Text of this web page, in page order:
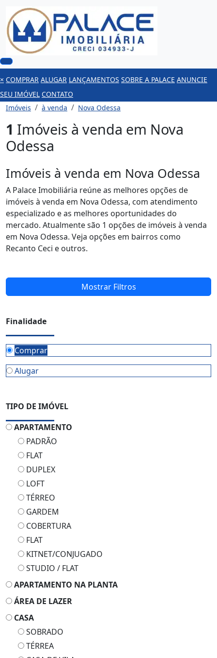
× COMPRAR ALUGAR LANÇAMENTOS SOBRE A PALACE ANUNCIE
SEU IMÓVEL CONTATO
Imóveis
à venda Nova Odessa
1 Imóveis à venda em Nova
Odessa
Imóveis à venda em Nova Odessa
A Palace Imobiliária reúne as melhores opções de
imóveis à venda em Nova Odessa, com atendimento
especializado e as melhores oportunidades do
mercado. Atualmente são 1 opções de imóveis à venda
em Nova Odessa. Veja opções em bairros como
Recanto Ceci e outros.
Mostrar Filtros
Finalidade
Comprar
Alugar
TIPO DE IMÓVEL
APARTAMENTO
PADRÃO
FLAT
DUPLEX
LOFT
TÉRREO
GARDEM
COBERTURA
FLAT
KITNET/CONJUGADO
STUDIO / FLAT
APARTAMENTO NA PLANTA
ÁREA DE LAZER
CASA
SOBRADO
TÉRREA